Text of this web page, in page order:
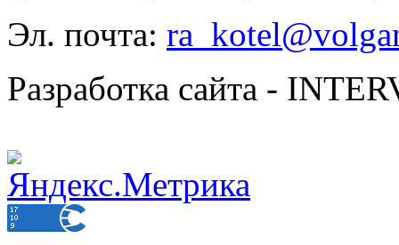
Эл. почта:
Разработка сайта -